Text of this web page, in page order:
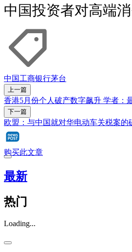
中国投资者对高端
中国工商银行茅台
上一篇
香港5月份个人破产数字飙升 学者：
下一篇
欧盟：与中国就对华电动车关税案的
购买此文章
最新
热门
Loading...